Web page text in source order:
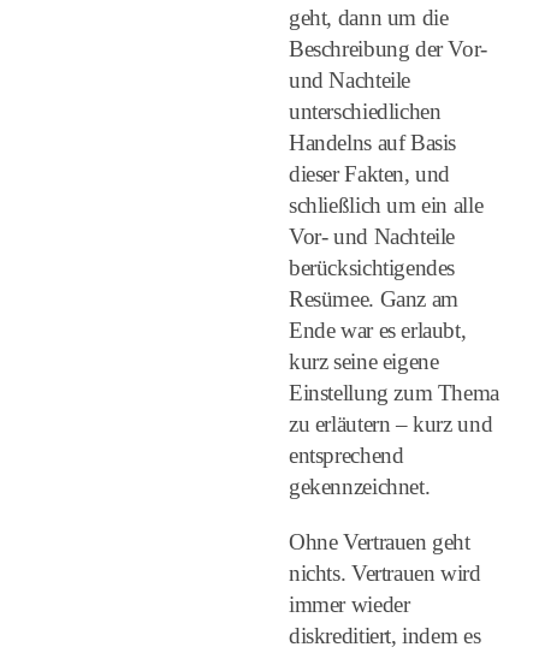
geht, dann um die
Beschreibung der Vor-
und Nachteile
unterschiedlichen
Handelns auf Basis
dieser Fakten, und
schließlich um ein alle
Vor- und Nachteile
berücksichtigendes
Resümee. Ganz am
Ende war es erlaubt,
kurz seine eigene
Einstellung zum Thema
zu erläutern – kurz und
entsprechend
gekennzeichnet.
Ohne Vertrauen geht
nichts. Vertrauen wird
immer wieder
diskreditiert, indem es